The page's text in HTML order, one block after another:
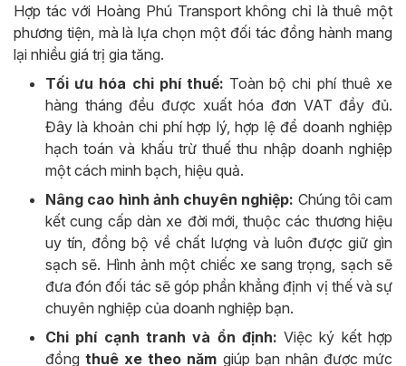
Hợp tác với Hoàng Phú Transport không chỉ là thuê một
phương tiện, mà là lựa chọn một đối tác đồng hành mang
lại nhiều giá trị gia tăng.
Tối ưu hóa chi phí thuế: Toàn bộ chi phí thuê xe
hàng tháng đều được xuất hóa đơn VAT đầy đủ.
Đây là khoản chi phí hợp lý, hợp lệ để doanh nghiệp
hạch toán và khấu trừ thuế thu nhập doanh nghiệp
một cách minh bạch, hiệu quả.
Nâng cao hình ảnh chuyên nghiệp: Chúng tôi cam
kết cung cấp dàn xe đời mới, thuộc các thương hiệu
uy tín, đồng bộ về chất lượng và luôn được giữ gìn
sạch sẽ. Hình ảnh một chiếc xe sang trọng, sạch sẽ
đưa đón đối tác sẽ góp phần khẳng định vị thế và sự
chuyên nghiệp của doanh nghiệp bạn.
Chi phí cạnh tranh và ổn định:Việc ký kết hợp
đồng thuê xe theo năm giúp bạn nhận được mức